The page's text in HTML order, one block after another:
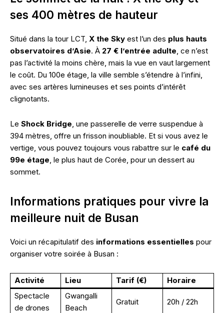
ses 400 mètres de hauteur
Situé dans la tour LCT, X the Sky est l’un des plus hauts
observatoires d’Asie. À 27 € l’entrée adulte , ce n’est
pas l’activité la moins chère, mais la vue en vaut largement
le coût. Du 100e étage, la ville semble s’étendre à l’infini,
avec ses artères lumineuses et ses points d’intérêt
clignotants.
Le Shock Bridge , une passerelle de verre suspendue à
394 mètres, offre un frisson inoubliable. Et si vous avez le
vertige, vous pouvez toujours vous rabattre sur le café du
99e étage , le plus haut de Corée, pour un dessert au
sommet.
Informations pratiques pour vivre la
meilleure nuit de Busan
Voici un récapitulatif des informations essentielles pour
organiser votre soirée à Busan :
Activité Lieu Tarif (€)
Horaire
Spectacle
de drones
Gwangalli
Beach
Gratuit 20h / 22h